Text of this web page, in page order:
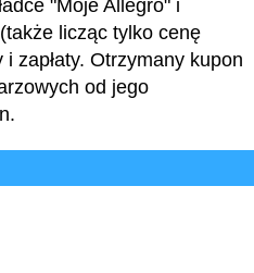
"Moje Allegro" i
licząc tylko cenę
zapłaty. Otrzymany kupon
od jego